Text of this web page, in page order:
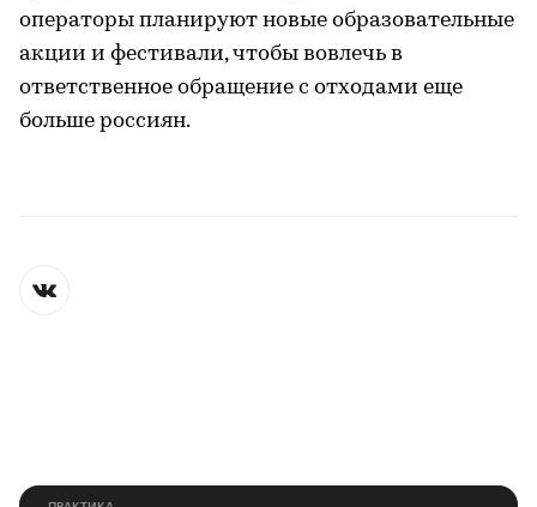
операторы планируют новые образовательные
акции и фестивали, чтобы вовлечь в
ответственное обращение с отходами еще
больше россиян.